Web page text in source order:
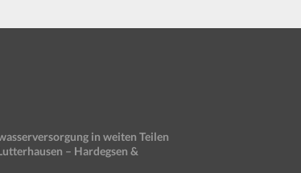
in weiten Teilen
– Hardegsen &